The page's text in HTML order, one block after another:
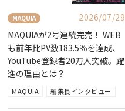
MAQUIA
2026/07/29
MAQUIAが2号連続完売！ WEB
も前年比PV数183.5％を達成、
YouTube登録者20万人突破。躍
進の理由とは？
MAQUIA 編集長インタビュー